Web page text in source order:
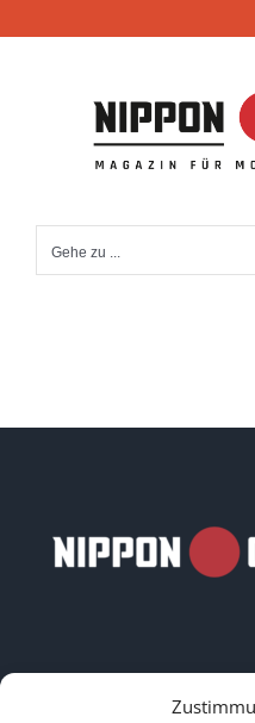
Inhalt
Gehe zu ...